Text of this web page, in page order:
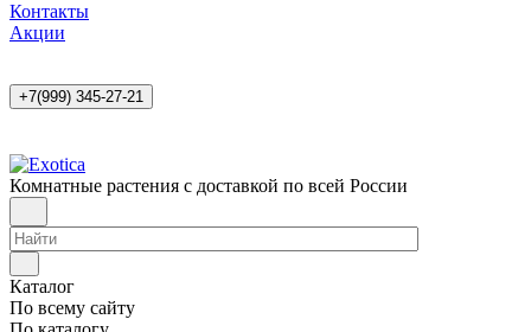
Контакты
Акции
+7(999) 345-27-21
Комнатные растения с доставкой по всей России
Каталог
По всему сайту